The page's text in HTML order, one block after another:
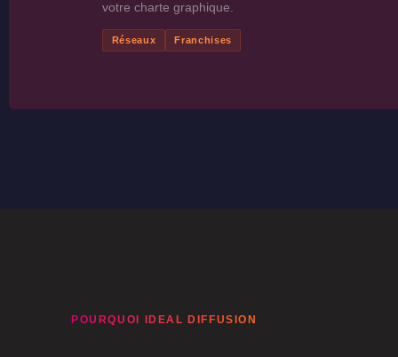
votre charte graphique.
Réseaux Franchises
POURQUOI IDEAL DIFFUSION